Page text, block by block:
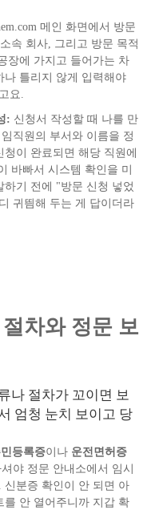
메인 화면에서 방문
속 회사, 그리고 방문 목적
장에 가지고 들어가는 차
나 틀리지 않게 입력해야
요.
: 신청서 작성할 때 나를 만
직원의 부서와 이름을 정
이 완료되면 해당 직원에
바빠서 시스템 확인을 미
기 전에 "방문 신청 넣었
귀띔해 두는 게 답이더라
차와 정문 보
나 절차가 꼬이면 보
엄청 눈치 보이고 당
등록증이나 운전면허증
야 정문 안내소에서 임시
신분증 확인이 안 되면 아
를 안 열어주니까 지갑 확